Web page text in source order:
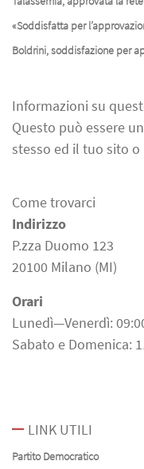
«Soddisfatta per
Boldrini, soddisfazione per
Informazioni su
Questo può essere
stesso ed il tuo sito
Come trovarci
Indirizzo
P.zza Duomo 123
20100 Milano (MI)
Orari
Lunedì—Venerdì:
Sabato e Domenica:
LINK UTILI
Partito Democratico